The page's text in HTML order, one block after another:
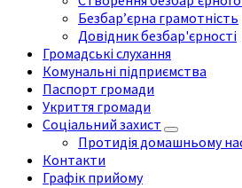
Безбар’єрна грамотність
Довідник безбар'єрності
Громадські слухання
Комунальні підприємства
Паспорт громади
Укриття громади
Соціальний захист
Протидія домашньому
Контакти
Графік прийому